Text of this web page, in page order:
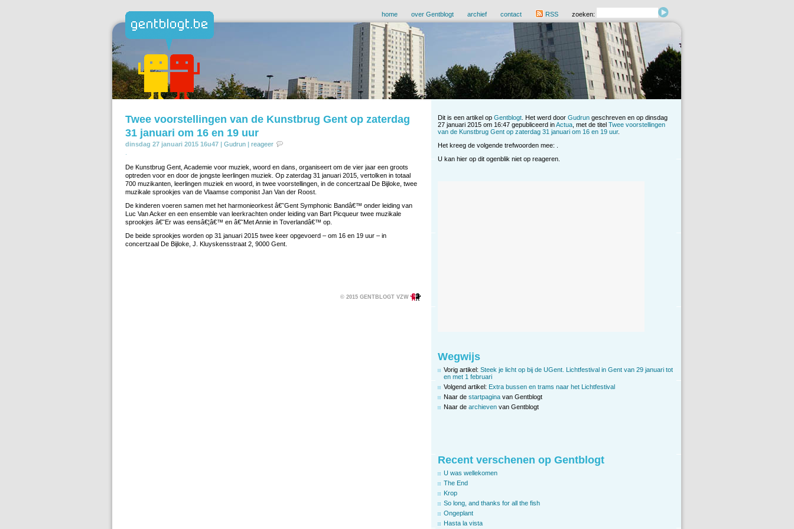
home over Gentblogt archief contact RSS zoeken:
Twee voorstellingen van de Kunstbrug Gent op zaterdag
31 januari om 16 en 19 uur
dinsdag 27 januari 2015 16u47 | Gudrun | reageer
De Kunstbrug Gent, Academie voor muziek, woord en dans, organiseert om de vier jaar een groots
optreden voor en door de jongste leerlingen muziek. Op zaterdag 31 januari 2015, vertolken in totaal
700 muzikanten, leerlingen muziek en woord, in twee voorstellingen, in de concertzaal De Bijloke, twee
muzikale sprookjes van de Vlaamse componist Jan Van der Roost.
De kinderen voeren samen met het harmonieorkest â€˜Gent Symphonic Bandâ€™ onder leiding van
Luc Van Acker en een ensemble van leerkrachten onder leiding van Bart Picqueur twee muzikale
sprookjes â€˜Er was eensâ€¦â€™ en â€˜Met Annie in Toverlandâ€™ op.
De beide sprookjes worden op 31 januari 2015 twee keer opgevoerd – om 16 en 19 uur – in
concertzaal De Bijloke, J. Kluyskensstraat 2, 9000 Gent.
© 2015 GENTBLOGT VZW
Dit is een artikel op Gentblogt . Het werd door Gudrun geschreven en op dinsdag
27 januari 2015 om 16:47 gepubliceerd inActua , met de titel Twee voorstellingen
van de Kunstbrug Gent op zaterdag 31 januari om 16 en 19 uur.
Het kreeg de volgende trefwoorden mee: .
U kan hier op dit ogenblik niet op reageren.
Wegwijs
Vorig artikel: Steek je licht op bij de UGent. Lichtfestival in Gent van 29 januari tot
en met 1 februari
Volgend artikel: Extra bussen en trams naar het Lichtfestival
Naar de startpagina van Gentblogt
Naar de archieven van Gentblogt
Recent verschenen op Gentblogt
U was wellekomen
The End
Krop
So long, and thanks for all the fish
Ongeplant
Hasta la vista